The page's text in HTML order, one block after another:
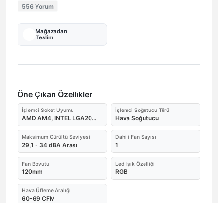
556 Yorum
Mağazadan
Teslim
Öne Çıkan Özellikler
İşlemci Soket Uyumu
AMD AM4, INTEL LGA20...
İşlemci Soğutucu Türü
Hava Soğutucu
Maksimum Gürültü Seviyesi
29,1 - 34 dBA Arası
Dahili Fan Sayısı
1
Fan Boyutu
120mm
Led Işık Özelliği
RGB
Hava Üfleme Aralığı
60-69 CFM